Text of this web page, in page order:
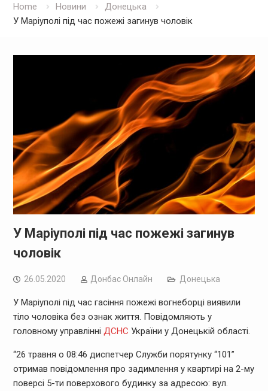
Home Новини
Донецька
У Маріуполі під час пожежі загинув чоловік
У Маріуполі під час пожежі загинув
чоловік
26.05.2020 Дoнбас Онлайн Донецька
У Маріуполі під час гасіння пожежі вогнеборці виявили
тіло чоловіка без ознак життя. Повідомляють у
головному управлінні ДСНС України у Донецькій області.
“26 травня о 08:46 диспетчер Служби порятунку “101”
отримав повідомлення про задимлення у квартирі на 2-му
поверсі 5-ти поверхового будинку за адресою: вул.